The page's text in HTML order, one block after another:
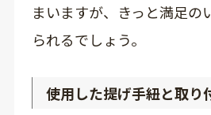
まいますが、きっと満足の
られるでしょう。
使用した提げ手紐と取り